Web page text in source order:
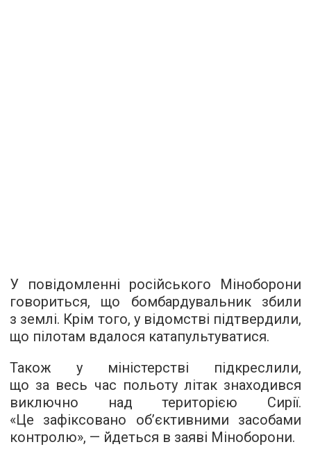
У повідомленні російського Міноборони
говориться, що бомбардувальник збили
з землі. Крім того, у відомстві підтвердили,
що пілотам вдалося катапультуватися.
Також у міністерстві підкреслили,
що за весь час польоту літак знаходився
виключно над територією Сирії.
«Це зафіксовано об’єктивними засобами
контролю», — йдеться в заяві Міноборони.